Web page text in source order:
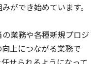
ができ始めています。
業務や各種新規プロジ
上につながる業務で